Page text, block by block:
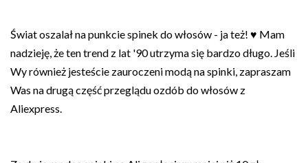
Świat oszalał na punkcie spinek do włosów - ja też! ♥ Mam
nadzieję, że ten trend z lat '90 utrzyma się bardzo długo. Jeśli
Wy również jesteście zauroczeni modą na spinki, zapraszam
Was na drugą część przeglądu ozdób do włosów z
Aliexpress.